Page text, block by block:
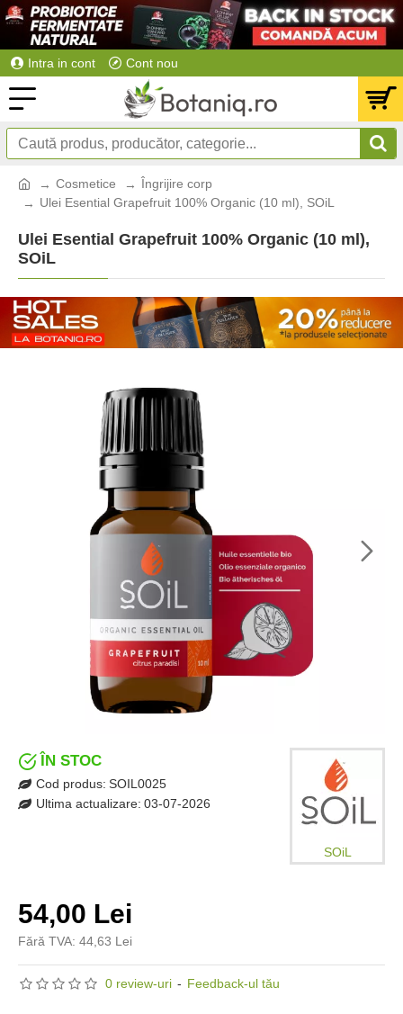
Intra in cont Cont nou
Cosmetice
Îngrijire corp
Ulei Esential Grapefruit 100% Organic (10 ml), SOiL
Ulei Esential Grapefruit 100% Organic (10 ml),
SOiL
0 review-uri - Feedback-ul tău
54,00 Lei
Fără TVA: 44,63 Lei
ÎN STOC
Cod produs: SOIL0025
Ultima actualizare: 03-07-2026
SOiL